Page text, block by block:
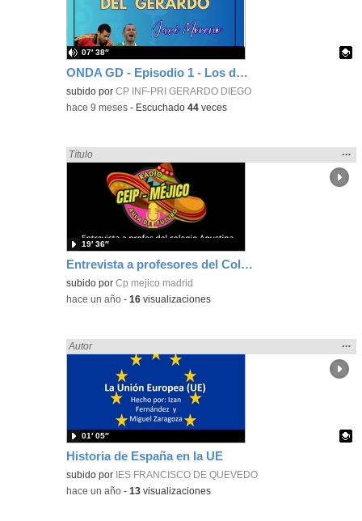
ONDA GD - Episodio 1 - Los desayunos del Gerardo (entrevista a Javi Moreno)
Contenido educativo.
subido porCP INF-PRI GERARDO DIEGO
07′ 38″
-hace 9 meses - Escuchado44 veces
Entrevista a profesores del Colegio Agustina de Aragón de Zaragoza
Encontrado «zaragoza» en:
Título
la
…
subido porCp mejico madrid
19′ 36″
-hace un año -16 visualizaciones
Historia de España en la UE
Encontrado «zaragoza» en:
Autor
la
…
Contenido educativo.
subido por IES FRANCISCO DE QUEVEDO
01′ 05″
-hace un año -13 visualizaciones